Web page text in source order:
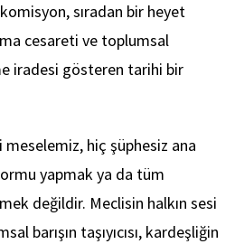
sıradan bir heyet
cesareti ve toplumsal
iradesi gösteren tarihi bir
hiç şüphesiz ana
yapmak ya da tüm
değildir. Meclisin halkın sesi
barışın taşıyıcısı, kardeşliğin